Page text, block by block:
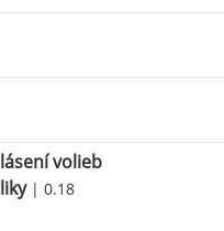
volieb
| 0.18